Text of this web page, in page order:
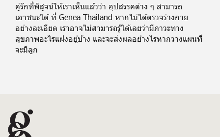
คู่รักที่พิสูจน์ให้เราเห็นแล้วว่า อุปสรรคต่าง ๆ สามารถ
เอาชนะได้ ที่ Genea Thailand หากไม่ได้ตรวจร่างกาย
อย่างละเอียด เราอาจไม่สามารถรู้ได้เลยว่ามีภาวะทาง
สุขภาพอะไรแฝงอยู่บ้าง และจะส่งผลอย่างไรหากวางแผนที่
จะมีลูก